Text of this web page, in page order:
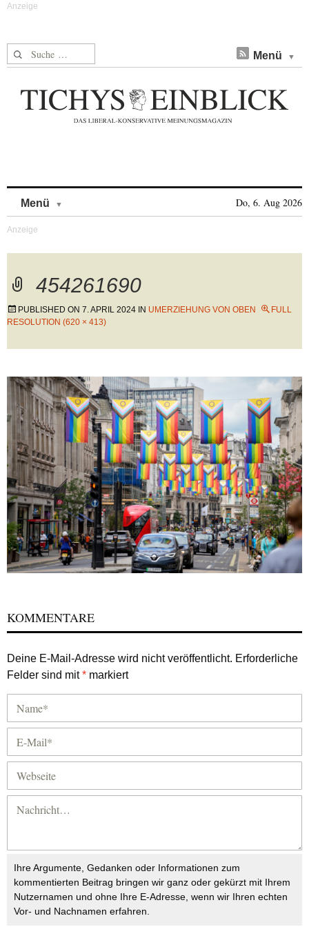
Suche nach: Menü
Menü Do, 6. Aug 2026
454261690
PUBLISHED ON 7. APRIL 2024 IN UMERZIEHUNG VON OBEN
FULL
RESOLUTION (620 × 413)
KOMMENTARE
Deine E-Mail-Adresse wird nicht veröffentlicht. Erforderliche
Felder sind mit* markiert
Ihre Argumente, Gedanken oder Informationen zum
kommentierten Beitrag bringen wir ganz oder gekürzt mit Ihrem
Nutzernamen und ohne Ihre E-Adresse, wenn wir Ihren echten
Vor- und Nachnamen erfahren.